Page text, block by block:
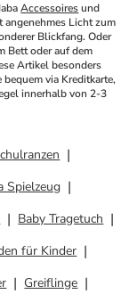
Accessoires und
angenehmes Licht zum
Blickfang. Oder
Bett oder auf dem
Artikel besonders
via Kreditkarte,
innerhalb von 2-3
Spielzeug
Baby Tragetuch
für Kinder
Greiflinge